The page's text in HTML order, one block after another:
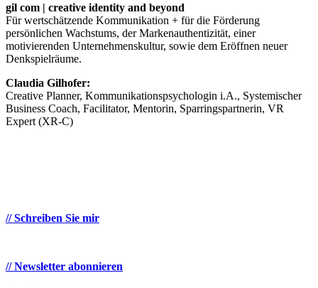
gil com | creative identity and beyond
Für wertschätzende Kommunikation + für die Förderung
persönlichen Wachstums, der Markenauthentizität, einer
motivierenden Unternehmenskultur, sowie dem Eröffnen neuer
Denkspielräume.
Claudia Gilhofer:
Creative Planner, Kommunikationspsychologin i.A., Systemischer
Business Coach, Facilitator, Mentorin, Sparringspartnerin, VR
Expert (XR-C)
// Schreiben Sie mir
// Newsletter abonnieren